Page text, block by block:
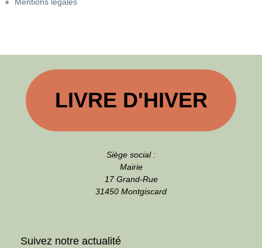
LIVRE D'HIVER
Siège social :
Mairie
17 Grand-Rue
31450 Montgiscard
Suivez notre actualité